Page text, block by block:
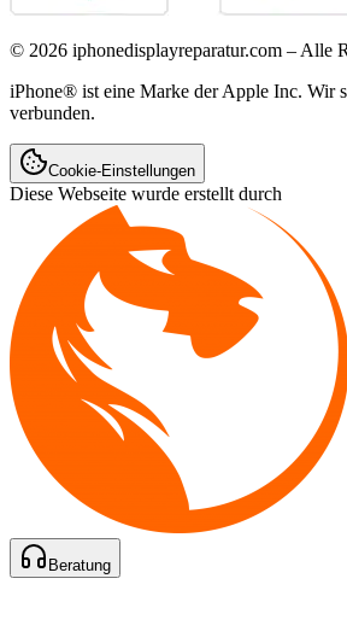
© 2026 iphonedisplayreparatur.com – Alle
iPhone® ist eine Marke der Apple Inc. Wir
verbunden.
Cookie-Einstellungen
Diese Webseite wurde erstellt durch
Beratung